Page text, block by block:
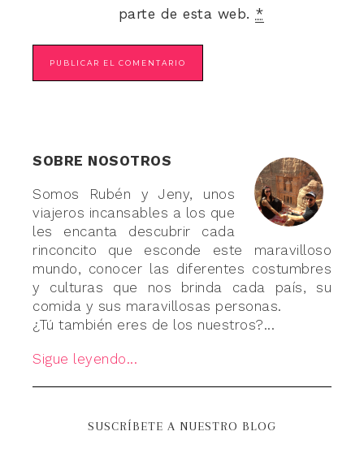
parte de esta web. *
SOBRE NOSOTROS
Somos Rubén y Jeny, unos
viajeros incansables a los que
les encanta descubrir cada
rinconcito que esconde este maravilloso
mundo, conocer las diferentes costumbres
y culturas que nos brinda cada país, su
comida y sus maravillosas personas.
¿Tú también eres de los nuestros?...
Sigue leyendo...
SUSCRÍBETE A NUESTRO BLOG